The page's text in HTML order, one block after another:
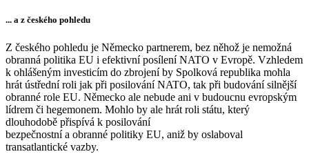
... a z českého pohledu
Z českého pohledu je Německo partnerem, bez něhož je nemožná
obranná politika EU i efektivní posílení NATO v Evropě. Vzhledem
k ohlášeným investicím do zbrojení by Spolková republika mohla
hrát ústřední roli jak při posilování NATO, tak při budování silnější
obranné role EU. Německo ale nebude ani v budoucnu evropským
lídrem či hegemonem. Mohlo by ale hrát roli státu, který
dlouhodobě přispívá k posilování
bezpečnostní a obranné politiky EU, aniž by oslaboval
transatlantické vazby.